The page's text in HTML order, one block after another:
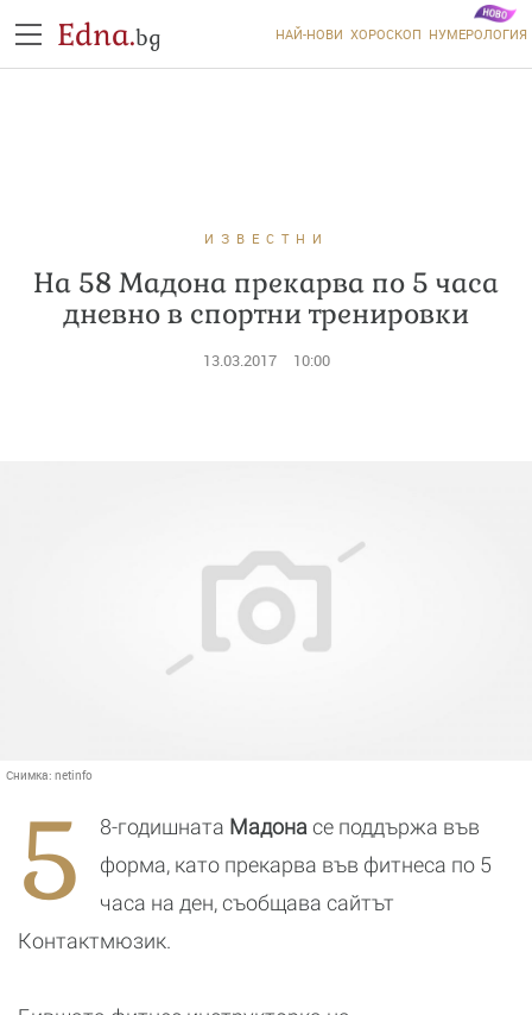
Edna.bg НАЙ-НОВИ ХОРОСКОП НУМЕРОЛОГИЯ
ИЗВЕСТНИ
На 58 Мадона прекарва по 5 часа
дневно в спортни тренировки
13.03.2017 10:00
Снимка: netinfo
5 8-годишната Мадона се поддържа във
форма, като прекарва във фитнеса по 5
часа на ден, съобщава сайтът
Контактмюзик.